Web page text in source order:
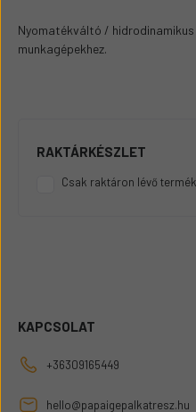
Nyomatékváltó /
munkagépekhez.
RAKTÁRKÉSZLET
Csak raktáron lévő
KAPCSOLAT
+36309165449
hello@papaigepalkatresz.hu